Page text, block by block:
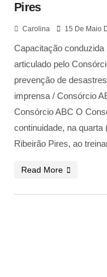
Pires
Carolina 15 De Maio
Capacitação conduzida
articulado pelo
prevenção de
imprensa / Consórcio
Consórcio ABC O
continuidade, na quarta
Ribeirão Pires, ao
Read More